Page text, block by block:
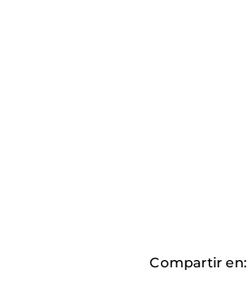
Compartir en